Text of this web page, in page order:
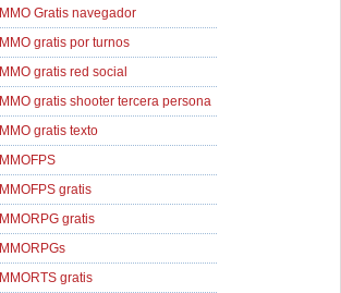
MMO Gratis navegador
MMO gratis por turnos
MMO gratis red social
MMO gratis shooter tercera persona
MMO gratis texto
MMOFPS
MMOFPS gratis
MMORPG gratis
MMORPGs
MMORTS gratis